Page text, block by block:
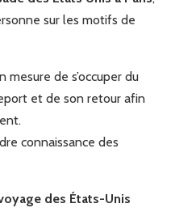
sur les motifs de
mesure de s’occuper du
et de son retour afin
connaissance des
des États-Unis